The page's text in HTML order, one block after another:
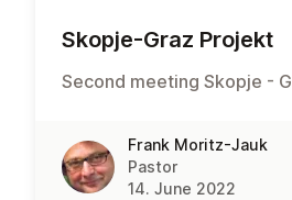
Skopje-Graz Projekt
Second meeting Skopje -
Frank Moritz-Jauk
Pastor
14. June 2022